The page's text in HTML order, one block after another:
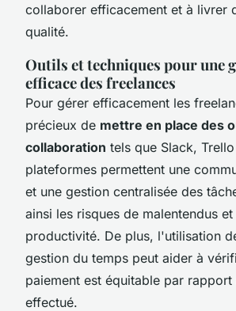
collaborer efficacement et à livrer
qualité.
Outils et techniques pour une
efficace des freelances
Pour gérer efficacement les
précieux de mettre en place des
collaboration tels que Slack,
plateformes permettent une
et une gestion centralisée des
ainsi les risques de malentendus
productivité. De plus, l'utilisation
gestion du temps peut aider à
paiement est équitable par rapport
effectué.